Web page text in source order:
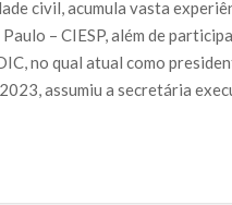
civil, acumula vasta
– CIESP, além de
no qual atual como
assumiu a secretária